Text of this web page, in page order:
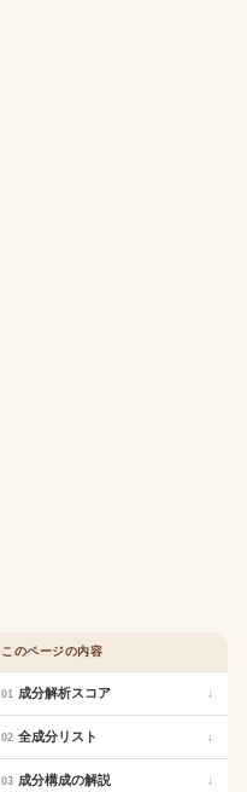
このページの内容
01 成分解析スコア ↓
02 全成分リスト ↓
03 成分構成の解説 ↓